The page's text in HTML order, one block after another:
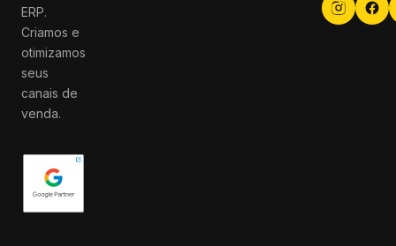
ERP.
Criamos e
otimizamos
seus
canais de
venda.